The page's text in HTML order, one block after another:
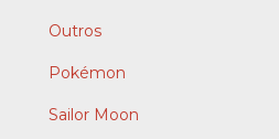
Outros
Pokémon
Sailor Moon